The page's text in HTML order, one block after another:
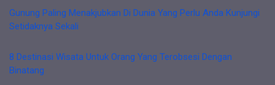
Gunung Paling Menakjubkan Di Dunia Yang Perlu Anda Kunjungi
Setidaknya Sekali
8 Destinasi Wisata Untuk Orang Yang Terobsesi Dengan
Binatang